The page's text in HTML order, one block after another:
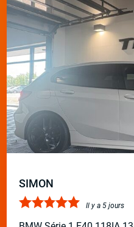
SIMON
Il y a 5 jours